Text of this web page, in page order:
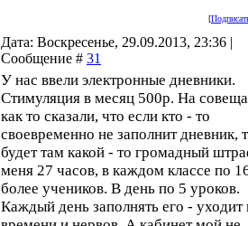
[
Дата: Воскресенье, 29.09.2013, 23:36 |
Сообщение # 31
У нас ввели электронные дневники.
Стимуляция в месяц 500р. На
как то сказали, что если кто - то
своевременно не заполнит дневник,
будет там какой - то громадный
меня 27 часов, в каждом классе по
более учеников. В день по 5 уроков.
Каждый день заполнять его - уходит